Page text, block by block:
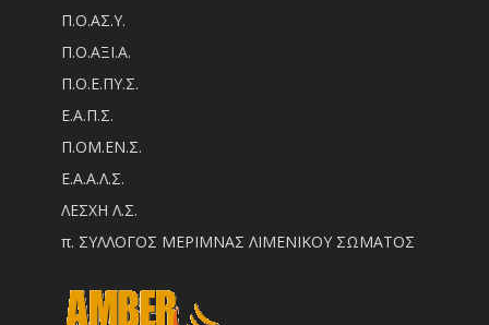
Π.Ο.ΑΣ.Υ.
Π.Ο.ΑΞΙ.Α.
Π.Ο.Ε.ΠΥ.Σ.
Ε.Α.Π.Σ.
Π.ΟM.EN.Σ.
Ε.Α.Α.Λ.Σ.
ΛΕΣΧΗ Λ.Σ.
π. ΣΥΛΛΟΓΟΣ ΜΕΡΙΜΝΑΣ ΛΙΜΕΝΙΚΟΥ ΣΩΜΑΤΟΣ